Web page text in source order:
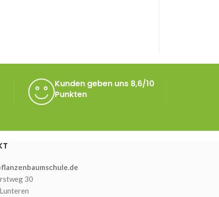
Kunden geben uns 8,6/10
Punkten
30